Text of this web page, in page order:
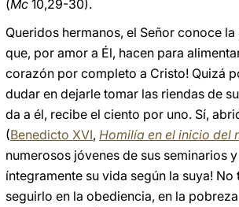
(Mc 10,29-30).
Queridos hermanos, el Señor conoce
que, por amor a Él, hacen para
corazón por completo a Cristo! Quizá
dudar en dejarle tomar las riendas de
da a él, recibe el ciento por uno. Sí,
(Benedicto XVI, Homilía en el inicio del
numerosos jóvenes de sus seminarios
íntegramente su vida según la suya!
seguirlo en la obediencia, en la